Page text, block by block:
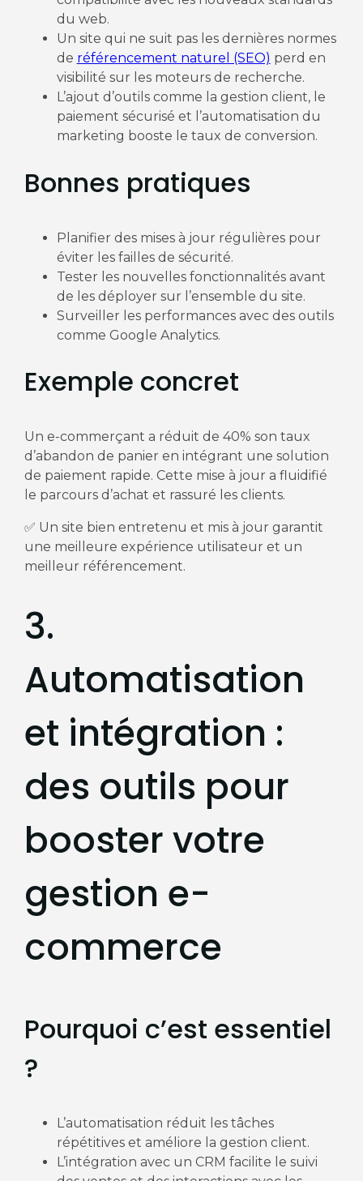
du web.
Un site qui ne suit pas les dernières normes
de référencement naturel (SEO) perd en
visibilité sur les moteurs de recherche.
L’ajout d’outils comme la gestion client, le
paiement sécurisé et l’automatisation du
marketing booste le taux de conversion.
Bonnes pratiques
Planifier des mises à jour régulières pour
éviter les failles de sécurité.
Tester les nouvelles fonctionnalités avant
de les déployer sur l’ensemble du site.
Surveiller les performances avec des outils
comme Google Analytics.
Exemple concret
Un e-commerçant a réduit de 40% son taux
d’abandon de panier en intégrant une solution
de paiement rapide. Cette mise à jour a fluidifié
le parcours d’achat et rassuré les clients.
✅ Un site bien entretenu et mis à jour garantit
une meilleure expérience utilisateur et un
meilleur référencement.
3.
Automatisation
et intégration :
des outils pour
booster votre
gestion e-
commerce
Pourquoi c’est essentiel
?
L’automatisation réduit les tâches
répétitives et améliore la gestion client.
L’intégration avec un CRM facilite le suivi